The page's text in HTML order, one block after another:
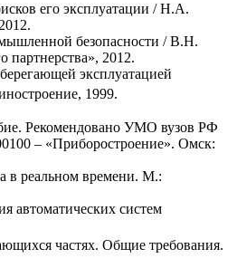
его эксплуатации / Н.А.
безопасности / В.Н.
2012.
эксплуатацией
1999.
Рекомендовано УМО вузов РФ
– «Приборостроение». Омск:
в реальном времени. М.:
автоматических систем
частях. Общие требования.